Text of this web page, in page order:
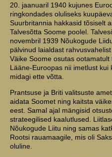
20. jaanuaril 1940 kujunes
ringkondades oluliseks
Suurbritannia hakkasid tõsiselt
Talvesõtta Soome poolel.
novembril 1939 Nõukogude
pälvinud laialdast
Väike Soome osutas
Lääne-Euroopas nii imetlust kui
midagi ette võtta.
Prantsuse ja Briti valitsuste
aidata Soomet ning kaitsta
eest. Samal ajal mängisid
strateegilised kaalutlused.
Nõukogude Liitu ning samas
Rootsi rauamaagile, mis oli
oluline.